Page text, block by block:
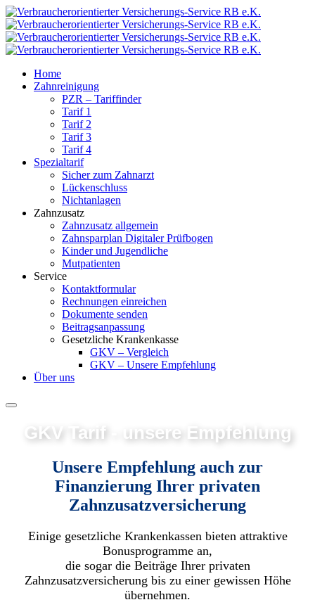
Home
Zahnreinigung
PZR – Tariffinder
Tarif 1
Tarif 2
Tarif 3
Tarif 4
Spezialtarif
Sicher zum Zahnarzt
Lückenschluss
Nichtanlagen
Zahnzusatz
Zahnzusatz allgemein
Zahnsparplan Digitaler Prüfbogen
Kinder und Jugendliche
Mutpatienten
Service
Kontaktformular
Rechnungen einreichen
Dokumente senden
Beitragsanpassung
Gesetzliche Krankenkasse
GKV – Vergleich
GKV – Unsere Empfehlung
Über uns
GKV Tarif - unsere Empfehlung
Unsere Empfehlung auch zur
Finanzierung Ihrer privaten
Zahnzusatzversicherung
Einige gesetzliche Krankenkassen bieten attraktive
Bonusprogramme an,
die sogar die Beiträge Ihrer privaten
Zahnzusatzversicherung bis zu einer gewissen Höhe
übernehmen.